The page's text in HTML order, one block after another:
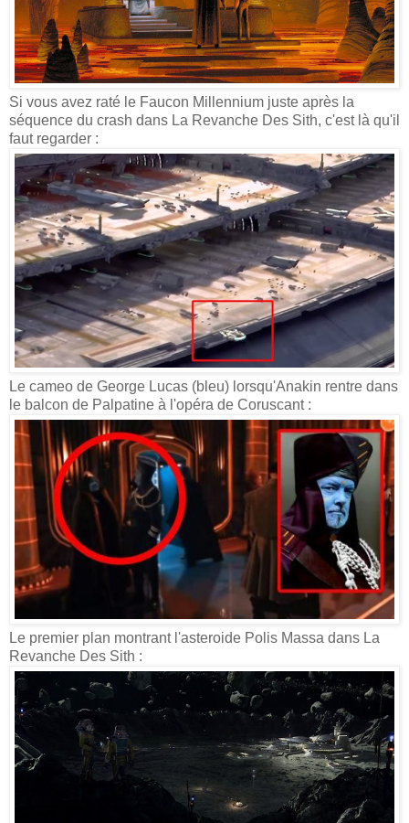
Si vous avez raté le Faucon Millennium juste après la
séquence du crash dans La Revanche Des Sith, c'est là qu'il
faut regarder :
Le cameo de George Lucas (bleu) lorsqu'Anakin rentre dans
le balcon de Palpatine à l'opéra de Coruscant :
Le premier plan montrant l'asteroide Polis Massa dans La
Revanche Des Sith :